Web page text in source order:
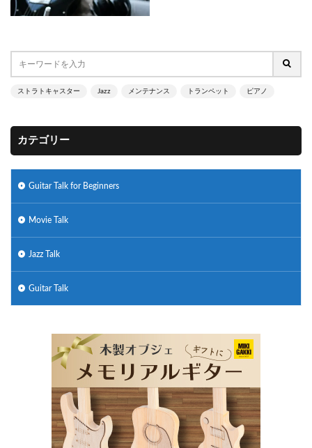
ストラトキャスター Jazz メンテナンス トランペット ピアノ
カテゴリー
Guitar Talk for Beginners
Movie Talk
Jazz Talk
Guitar Talk